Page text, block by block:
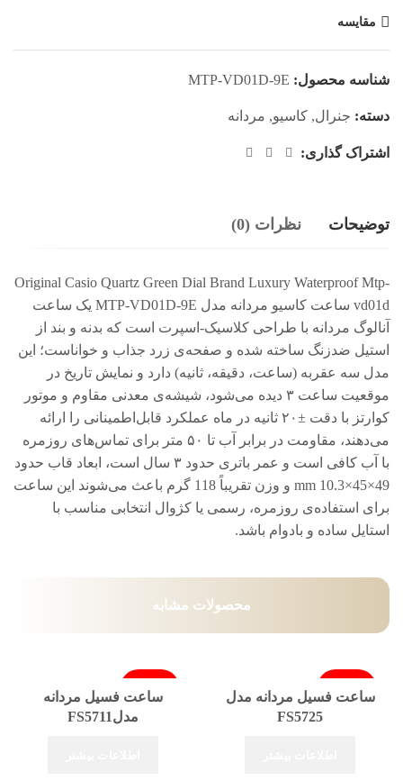
مقایسه
شناسه محصول: MTP-VD01D-9E
دسته: جنرال, کاسیو, مردانه
اشتراک گذاری:
توضیحات نظرات (0)
Original Casio Quartz Green Dial Brand Luxury Waterproof Mtp-
vd01d ساعت کاسیو مردانه مدل MTP-VD01D-9E یک ساعت
آنالوگ مردانه با طراحی کلاسیک-اسپرت است که بدنه و بند از
استیل ضد‌زنگ ساخته شده و صفحه‌ی زرد جذاب و خواناست؛ این
مدل سه عقربه (ساعت، دقیقه، ثانیه) دارد و نمایش تاریخ در
موقعیت ساعت ۳ دیده می‌شود، شیشه‌ی معدنی مقاوم و موتور
کوارتز با دقت ±۲۰ ثانیه در ماه عملکرد قابل‌اطمینانی را ارائه
می‌دهند، مقاومت در برابر آب تا ۵۰ متر برای تماس‌های روزمره
با آب کافی است و عمر باتری حدود ۳ سال است، ابعاد قاب حدود
49×45×10.3 mm و وزن تقریباً 118 گرم باعث می‌شوند این ساعت
برای استفاده‌ی روزمره، رسمی یا کژوال انتخابی مناسب با
استایل ساده و بادوام باشد.
محصولات مشابه
فروخته شد
ساعت فسیل مردانه مدل
FS5725
فروخته شد
ساعت فسیل مردانه
مدلFS5711